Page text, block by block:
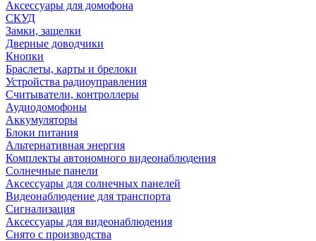
Аксессуары для домофона
СКУД
Замки, защелки
Дверные доводчики
Кнопки
Браслеты, карты и брелоки
Устройства радиоуправления
Считыватели, контроллеры
Аудиодомофоны
Аккумуляторы
Блоки питания
Альтернативная энергия
Комплекты автономного видеонаблюдения
Солнечные панели
Аксессуары для солнечных панелей
Видеонаблюдение для транспорта
Сигнализация
Аксессуары для видеонаблюдения
Снято с производства